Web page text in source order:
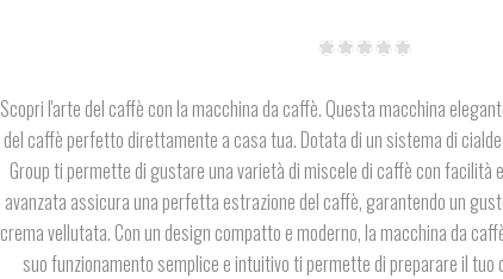
Scopri l'arte del caffè con la macchina da caffè. Questa macchina
del caffè perfetto direttamente a casa tua. Dotata di un sistema di
Group ti permette di gustare una varietà di miscele di caffè con facilità
avanzata assicura una perfetta estrazione del caffè, garantendo un
crema vellutata. Con un design compatto e moderno, la macchina da
suo funzionamento semplice e intuitivo ti permette di preparare il